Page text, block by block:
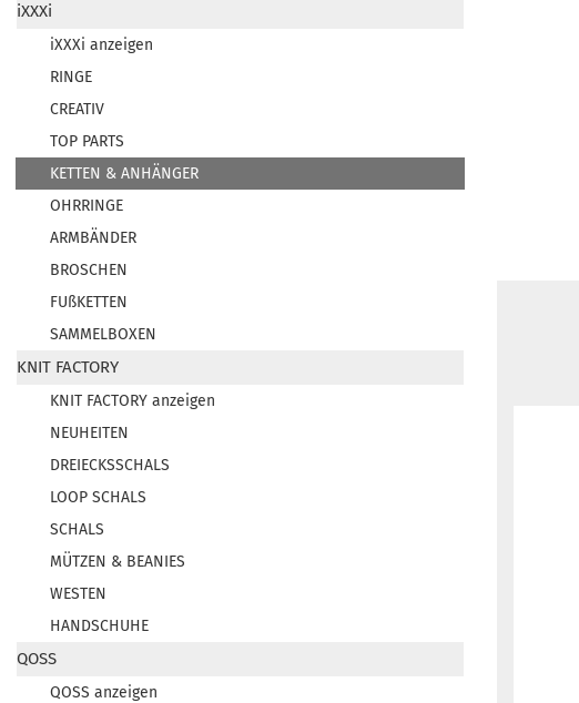
iXXXi
iXXXi anzeigen
RINGE
CREATIV
TOP PARTS
KETTEN & ANHÄNGER
OHRRINGE
ARMBÄNDER
BROSCHEN
FUßKETTEN
SAMMELBOXEN
KNIT FACTORY
KNIT FACTORY anzeigen
NEUHEITEN
DREIECKSSCHALS
LOOP SCHALS
SCHALS
MÜTZEN & BEANIES
WESTEN
HANDSCHUHE
QOSS
QOSS anzeigen